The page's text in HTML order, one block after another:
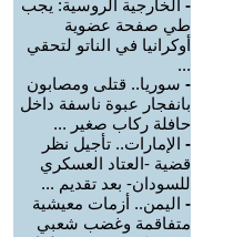
- الخارجية الروسية: يجب
طي صفحة عضوية
أوكرانيا في الناتو لتحقي
...
- سوريا.. قتلى ومصابون
بانفجار عبوة ناسفة داخل
حافلة ركاب صغير ...
- الإمارات.. تأجيل نظر
قضية -العتاد العسكري
للسودان- بعد تقديم ...
- اليمن.. أزمات معيشية
متفاقمة وغضب شعبي